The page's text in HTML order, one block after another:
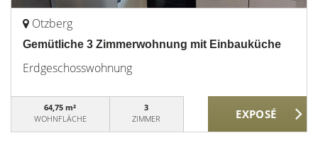
Otzberg
Gemütliche 3 Zimmerwohnung mit Einbauküche
Erdgeschosswohnung
64,75 m²
WOHNFLÄCHE
3
ZIMMER